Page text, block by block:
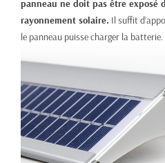
panneau ne doit pas être exposé
rayonnement solaire. Il suffit
le panneau puisse charger la batterie.